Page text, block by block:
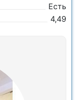
Есть
4,49